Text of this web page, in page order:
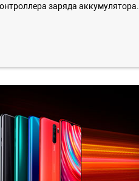
заряда аккумулятора.